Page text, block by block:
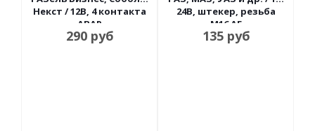
Некст / 12В, 4 контакта
АВАР
290руб
24В, штекер, резьба
М16 АЕ
135руб